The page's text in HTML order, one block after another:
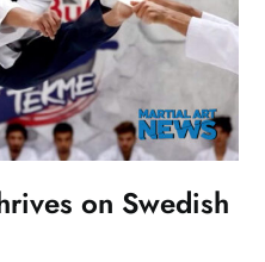
on Swedish